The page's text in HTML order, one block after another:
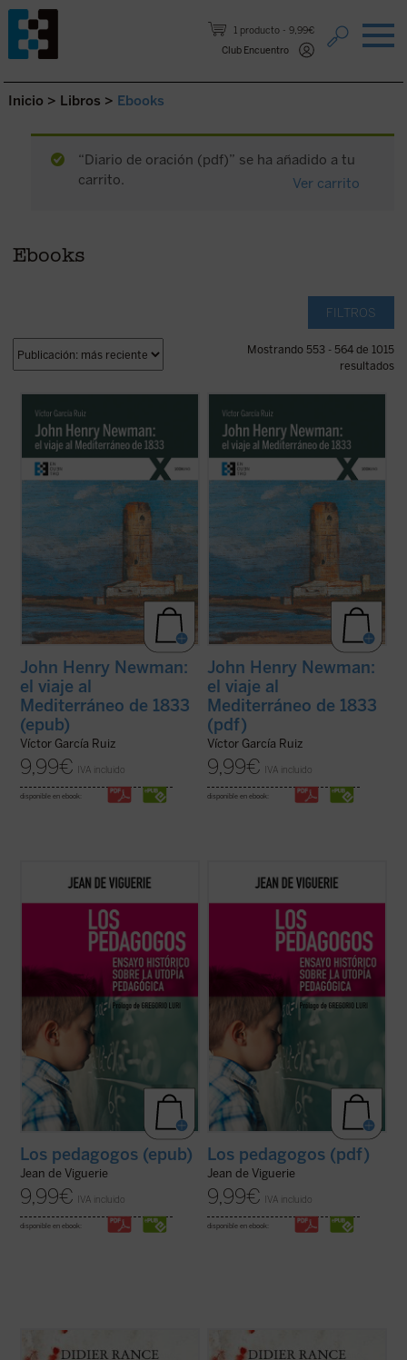
1 producto
9,99€
Club Encuentro
Saltar al contenido.
Inicio > Libros > Ebooks
“Diario de oración (pdf)” se ha añadido a tu
carrito.
Ver carrito
Ebooks
FILTROS
Mostrando 553 - 564 de 1015
resultados
Newman escribió a su familia y amigos
previamente y durante su viaje por el
Mediterraneo de 1833, el autor del libro
traza los orígenes, el desarrollo y las
consecuencias de la verdadera odisea
interior ...(ver ficha)
John Henry Newman:
el viaje al
Mediterráneo de 1833
(epub)
Víctor García Ruiz
9,99€ IVA incluido
disponible en ebook:
Newman escribió a su familia y amigos
previamente y durante su viaje por el
Mediterraneo de 1833, el autor del libro
traza los orígenes, el desarrollo y las
consecuencias de la verdadera odisea
interior ...(ver ficha)
John Henry Newman:
el viaje al
Mediterráneo de 1833
(pdf)
Víctor García Ruiz
9,99€ IVA incluido
disponible en ebook:
Jean de Viguerie ilumina a los padres sobre
lo que han hecho algunos de los más
como Freinet, Ferrière, Piaget, Meirieu:
desarrollar los sistemas utópicos
propuestos hace siglos por pensadores
(ver ficha)
Los pedagogos (epub)
Jean de Viguerie
9,99€ IVA incluido
disponible en ebook:
Jean de Viguerie ilumina a los padres sobre
lo que han hecho algunos de los más
como Freinet, Ferrière, Piaget, Meirieu:
desarrollar los sistemas utópicos
propuestos hace siglos por pensadores
(ver ficha)
Los pedagogos (pdf)
Jean de Viguerie
9,99€ IVA incluido
disponible en ebook:
persecución de la Iglesia católica en el siglo
persecución de la Iglesia católica en el siglo